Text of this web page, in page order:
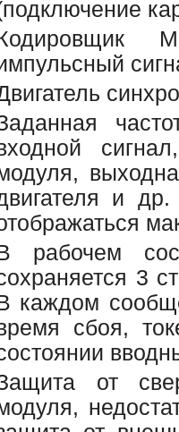
и
рабочем
3
каждом
сбоя,
от